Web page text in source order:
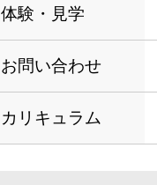
体験・見学
お問い合わせ
カリキュラム